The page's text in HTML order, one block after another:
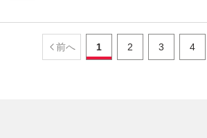
前へ 1 2 3 4